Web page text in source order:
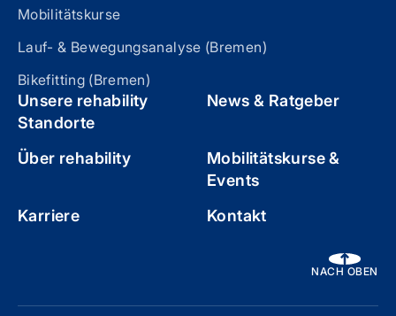
Mobilitätskurse
Lauf- & Bewegungsanalyse (Bremen)
Bikefitting (Bremen)
Unsere rehability
Standorte
News & Ratgeber
Über rehability
Mobilitätskurse &
Events
Karriere
Kontakt
NACH OBEN